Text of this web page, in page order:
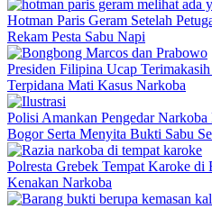
Hotman Paris Geram Setelah
Rekam Pesta Sabu Napi
Presiden Filipina Ucap
Terpidana Mati Kasus Narkoba
Polisi Amankan Pengedar
Bogor Serta Menyita Bukti Sabu
Polresta Grebek Tempat Karoke
Kenakan Narkoba